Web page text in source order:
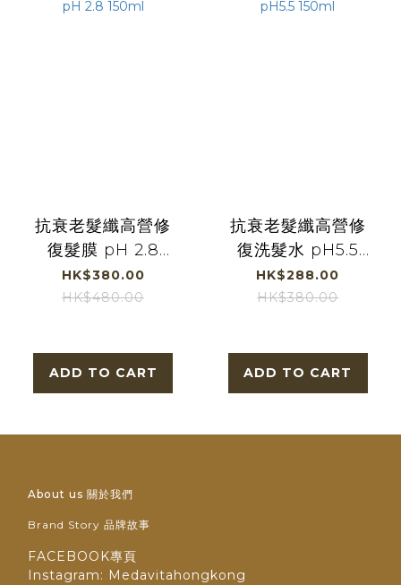
抗衰老髮纖高營修
復髮膜 pH 2.8
150ml
HK$380.00
HK$480.00
ADD TO CART
抗衰老髮纖高營修
復洗髮水 pH5.5
150ml
HK$288.00
HK$380.00
ADD TO CART
About us 關於我們
Brand Story 品牌故事
FACEBOOK專頁
Instagram: Medavitahongkong